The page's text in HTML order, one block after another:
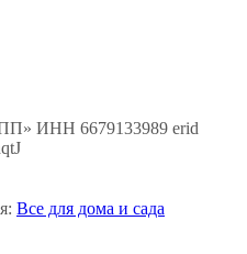
ИНН 6679133989 erid
Все для дома и сада